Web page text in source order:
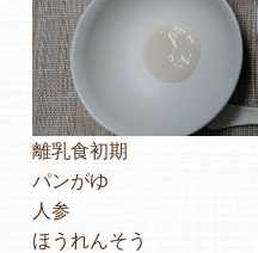
離乳食初期
パンがゆ
人参
ほうれんそう